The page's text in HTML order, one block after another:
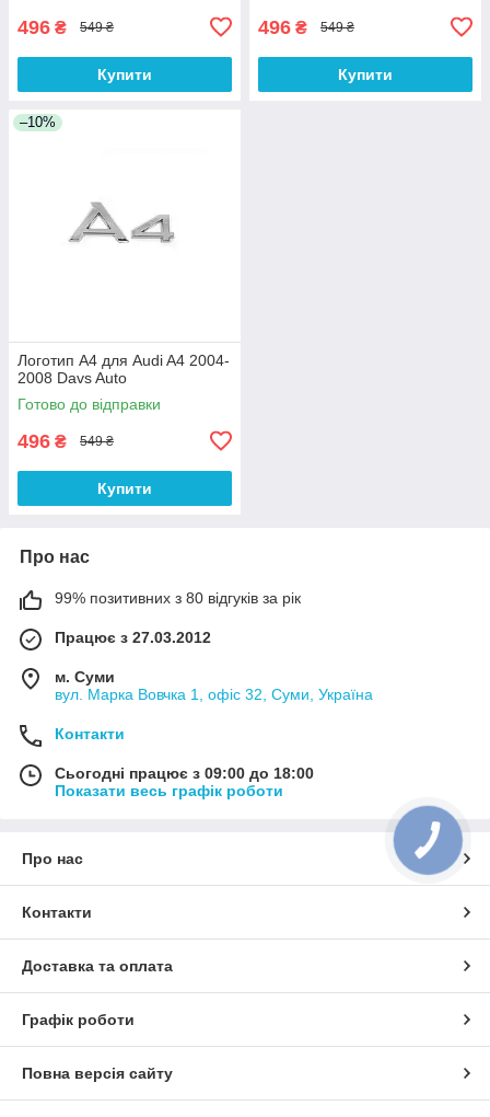
496 ₴ 549 ₴
Купити
496 ₴ 549 ₴
Купити
–10%
Логотип А4 для Audi A4 2004-
2008 Davs Auto
Готово до відправки
496 ₴ 549 ₴
Купити
Про нас
99% позитивних з 80 відгуків за рік
Працює з 27.03.2012
м. Суми
вул. Марка Вовчка 1, офіс 32, Суми, Україна
Контакти
Сьогодні працює з 09:00 до 18:00
Показати весь графік роботи
Про нас
Контакти
Доставка та оплата
Графік роботи
Повна версія сайту
КНОПКА
ЗВ'ЯЗКУ